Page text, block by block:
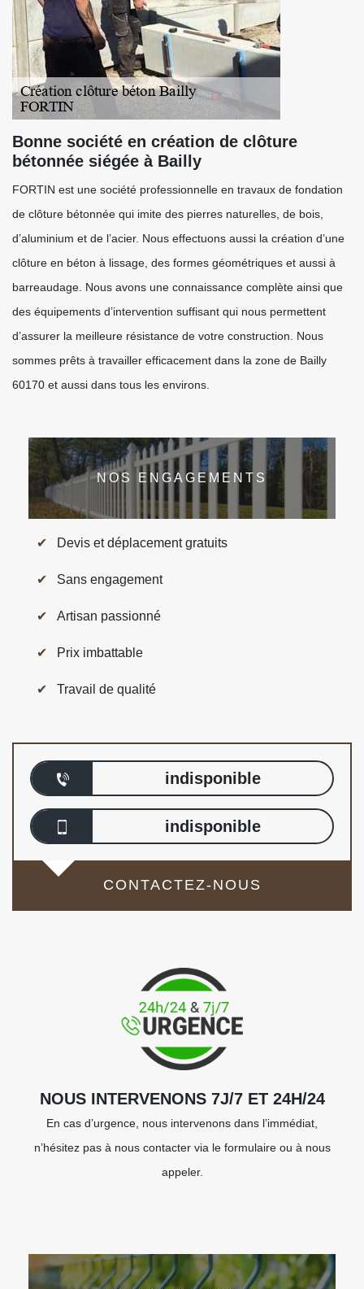
Bonne société en création de clôture
bétonnée siégée à Bailly
FORTIN est une société professionnelle en travaux de fondation
de clôture bétonnée qui imite des pierres naturelles, de bois,
d’aluminium et de l’acier. Nous effectuons aussi la création d’une
clôture en béton à lissage, des formes géométriques et aussi à
barreaudage. Nous avons une connaissance complète ainsi que
des équipements d’intervention suffisant qui nous permettent
d’assurer la meilleure résistance de votre construction. Nous
sommes prêts à travailler efficacement dans la zone de Bailly
60170 et aussi dans tous les environs.
NOS ENGAGEMENTS
Devis et déplacement gratuits
Sans engagement
Artisan passionné
Prix imbattable
Travail de qualité
indisponible
indisponible
CONTACTEZ-NOUS
NOUS INTERVENONS 7J/7 ET 24H/24
En cas d’urgence, nous intervenons dans l’immédiat,
n’hésitez pas à nous contacter via le formulaire ou à nous
appeler.